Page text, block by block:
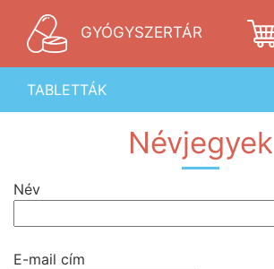
GYÓGYSZERTÁR
TABLETTÁK
Névjegyek
Név
E-mail cím